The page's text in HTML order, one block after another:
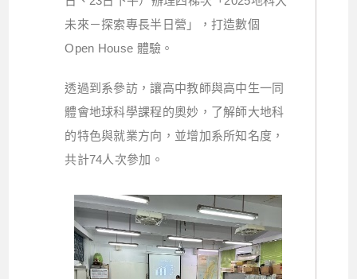
未來－探索專長半日營」，打造數個
Open House 體驗。
透過到系參訪，讓高中教師與高中生一同
體會地球科學課程的奧妙，了解師大地科
的特色與就業方向，並增加系所知名度，
共計74人次參加。